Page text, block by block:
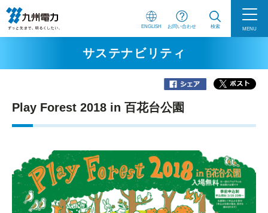
ENGLISH お問い合わせ 検索 MENU
サステナビリティ
Play Forest 2018 in 百花台公園